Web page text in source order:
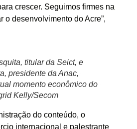
crescer. Seguimos firmes na
o desenvolvimento do Acre”,
titular da Seict, e
presidente da Anac,
momento econômico do
Kelly/Secom
do conteúdo, o
internacional e palestrante